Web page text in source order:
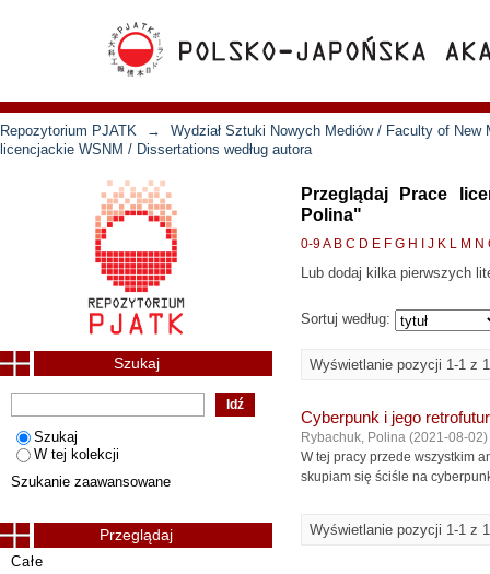
Repozytorium PJATK →
Wydział Sztuki Nowych Mediów / Faculty of New
licencjackie WSNM / Dissertations według autora
Przeglądaj Prace
Polina"
0-9A B C D E F G H J K L M N
Lub dodaj kilka pierwszych
Sortuj według:
Wyświetlanie pozycji 1-1 z 1
Cyberpunk i jego
Rybachuk, Polina (2021-08-02)
W tej pracy przede wszystkim
skupiam się ściśle na
Wyświetlanie pozycji 1-1 z 1
Szukaj
Szukaj
W tej kolekcji
Szukanie zaawansowane
Przeglądaj
Całe